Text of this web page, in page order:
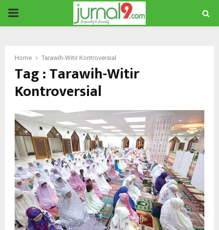
PRIMARY
Home Tarawih-Witir Kontroversial
Tag : Tarawih-Witir
Kontroversial